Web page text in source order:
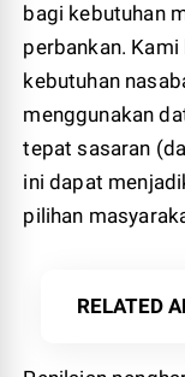
bagi kebutuhan
perbankan.
kebutuhan
menggunakan
tepat sasaran
ini dapat
pilihan
RELATED